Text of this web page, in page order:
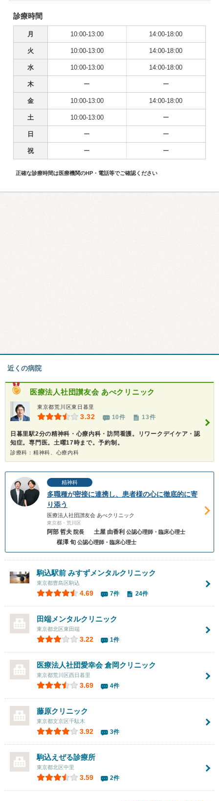
診療時間
月 10:00-13:00 14:00-18:00
火 10:00-13:00 14:00-18:00
水 10:00-13:00 14:00-18:00
木 ー ー
金 10:00-13:00 14:00-18:00
土 10:00-13:00 ー
日 ー ー
祝 ー ー
正確な診療時間は医療機関のHP・電話等でご確認ください
近くの病院
医療法人社団讃友会 あべクリニック
東京都荒川区東日暮里
3.32 10件 13件
日暮里駅2分の精神科・心療内科・訪問看護。リワークデイケア・認
知症。専門医。土曜17時まで。予約制。
診療科：精神科、心療内科
精神科
多職種が密接に連携し、患者様の心に徹底的に寄
り添う
医療法人社団讃友会 あべクリニック
東京都・荒川区
阿部 哲夫 院長 土屋 由香利 公認心理師・臨床心理士
楳澤 旬 公認心理師・臨床心理士
駒込駅前 みすずメンタルクリニック
東京都豊島区駒込
4.69 7件 24件
田端メンタルクリニック
東京都北区東田端
3.22 1件
医療法人社団愛幸会倉岡クリニック
東京都荒川区西日暮里
3.69 4件
藤原クリニック
東京都文京区千駄木
3.92 3件
駒込えぜる診療所
東京都北区中里
3.59 2件